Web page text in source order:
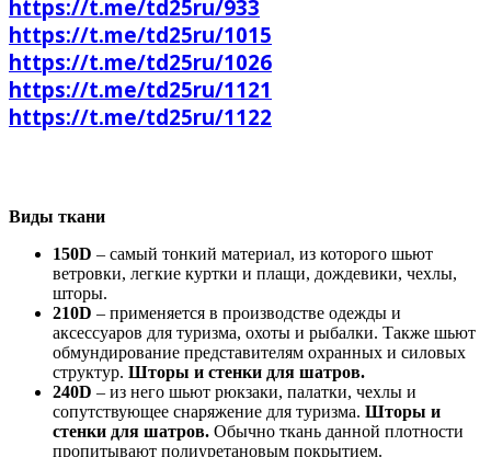
https://t.me/td25ru/933
https://t.me/td25ru/1015
https://t.me/td25ru/1026
https://t.me/td25ru/1121
https://t.me/td25ru/1122
Виды ткани
150D – самый тонкий материал, из которого шьют
ветровки, легкие куртки и плащи, дождевики, чехлы,
шторы.
210D – применяется в производстве одежды и
аксессуаров для туризма, охоты и рыбалки. Также шьют
обмундирование представителям охранных и силовых
структур. Шторы и стенки для шатров.
240D – из него шьют рюкзаки, палатки, чехлы и
сопутствующее снаряжение для туризма. Шторы и
стенки для шатров. Обычно ткань данной плотности
пропитывают полиуретановым покрытием.